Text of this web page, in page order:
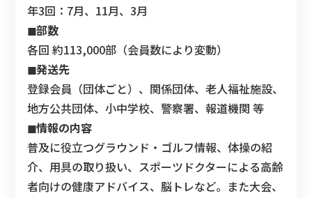
年3回：7月、11月、3月
◼︎部数
各回 約113,000部（会員数により変動）
◼︎発送先
登録会員（団体ごと）、関係団体、老人福祉施設、
地方公共団体、小中学校、警察署、報道機関 等
◼︎情報の内容
普及に役立つグラウンド・ゴルフ情報、体操の紹
介、用具の取り扱い、スポーツドクターによる高齢
者向けの健康アドバイス、脳トレなど。また大会、